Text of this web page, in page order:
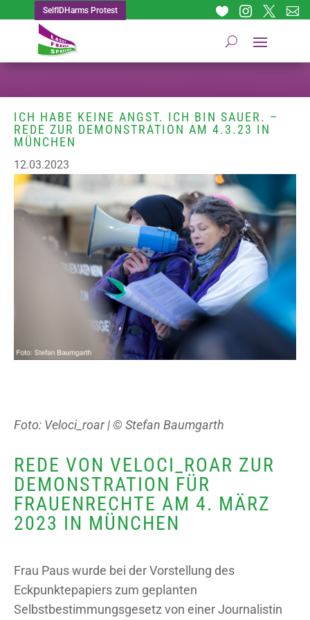
SelfIDHarms Protest 



ICH HABE KEINE ANGST. ICH BIN SAUER. –
REDE ZUR DEMONSTRATION AM 4.3.23 IN
MÜNCHEN
12.03.2023
Foto: Veloci_roar | © Stefan Baumgarth
REDE VON VELOCI_ROAR ZUR
DEMONSTRATION FÜR
FRAUENRECHTE AM 4. MÄRZ
2023 IN MÜNCHEN
Frau Paus wurde bei der Vorstellung des
Eckpunktepapiers zum geplanten
Selbstbestimmungsgesetz von einer Journalistin